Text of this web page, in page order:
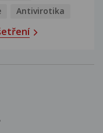
Antivirotika